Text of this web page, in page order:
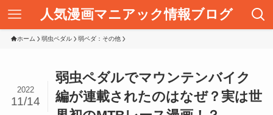
人気漫画マニアック情報ブログ
ホーム 弱虫ペダル 弱ペダ：その他
弱虫ペダルでマウンテンバイク
編が連載されたのはなぜ？実は世
2022
11/14